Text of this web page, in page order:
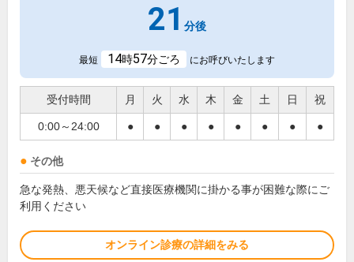
21 分後
最短 14時57分ごろ にお呼びいたします
受付時間 月 火 水 木 金 土 日 祝
0:00～24:00 ● ● ● ● ● ● ● ●
その他
急な発熱、悪天候など直接医療機関に掛かる事が困難な際にご
利用ください
オンライン診療の詳細をみる